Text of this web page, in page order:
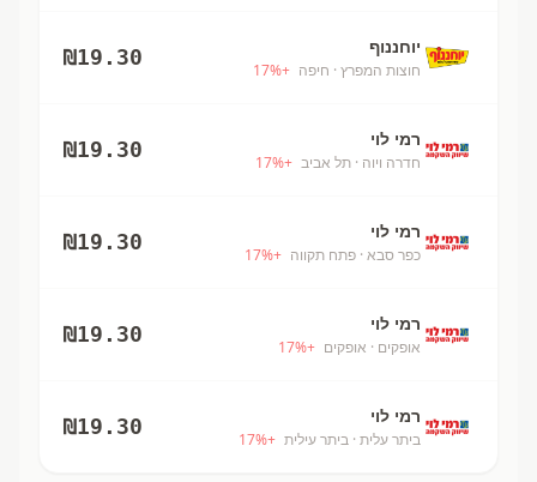
יוחננוף
חוצות המפרץ · חיפה +
17%
₪19.30
רמי לוי
חדרה ויוה · תל אביב +
17%
₪19.30
רמי לוי
כפר סבא · פתח תקווה +
17%
₪19.30
רמי לוי
אופקים · אופקים +
17%
₪19.30
רמי לוי
ביתר עלית · ביתר עילית +
17%
₪19.30